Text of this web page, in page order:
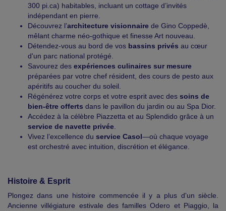
300 pi.ca) habitables, incluant un cottage d’invités
indépendant en pierre.
Découvrez l’architecture visionnaire de Gino Coppedè,
mêlant charme néo-gothique et finesse Art nouveau.
Détendez-vous au bord de vos bassins privés au cœur
d'un parc national protégé.
Savourez des expériences culinaires sur mesure
préparées par votre chef résident, des cours de pesto aux
apéritifs au coucher du soleil.
Régénérez votre corps et votre esprit avec des soins de
bien-être offerts dans le pavillon du jardin ou au Spa Dior.
Accédez à la célèbre Piazzetta et au Splendido grâce à un
service de navette privée
Vivez l’excellence du service Casol—où chaque voyage
est orchestré avec intuition, discrétion et élégance.
Histoire & Esprit
Plongez dans une histoire commencée il y a plus d'un siècle.
Ancienne villégiature estivale des familles Odero et Piaggio, la